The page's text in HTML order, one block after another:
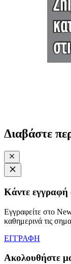
Διαβάστε
Κάντε
Εγγραφείτε στο
καθημερινά τις
ΕΓΓΡΑΦΗ
Ακολουθήστε